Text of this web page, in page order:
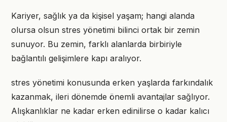
Kariyer, sağlık ya da kişisel yaşam; hangi alanda
olursa olsun stres yönetimi bilinci ortak bir zemin
sunuyor. Bu zemin, farklı alanlarda birbiriyle
bağlantılı gelişimlere kapı aralıyor.
stres yönetimi konusunda erken yaşlarda farkındalık
kazanmak, ileri dönemde önemli avantajlar sağlıyor.
Alışkanlıklar ne kadar erken edinilirse o kadar kalıcı